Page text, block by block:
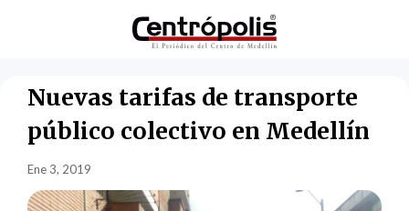
Nuevas tarifas de transporte
público colectivo en Medellín
Ene 3, 2019